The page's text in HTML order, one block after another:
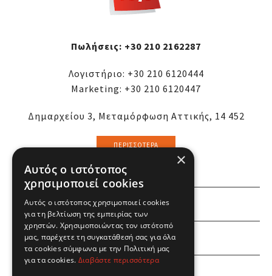
Πωλήσεις: +30 210 2162287
Λογιστήριο: +30 210 6120444
Marketing: +30 210 6120447
Δημαρχείου 3, Μεταμόρφωση Αττικής, 14 452
ΠΕΡΙΣΣΌΤΕΡΑ
ΕΜΕΙΣ
ΕΣΕΙΣ
×
Αυτός ο ιστότοπος
χρησιμοποιεί cookies
Αυτός ο ιστότοπος χρησιμοποιεί cookies
για τη βελτίωση της εμπειρίας των
χρηστών. Χρησιμοποιώντας τον ιστότοπό
μας, παρέχετε τη συγκατάθεσή σας για όλα
τα cookies σύμφωνα με την Πολιτική μας
για τα cookies. Διαβάστε περισσότερα